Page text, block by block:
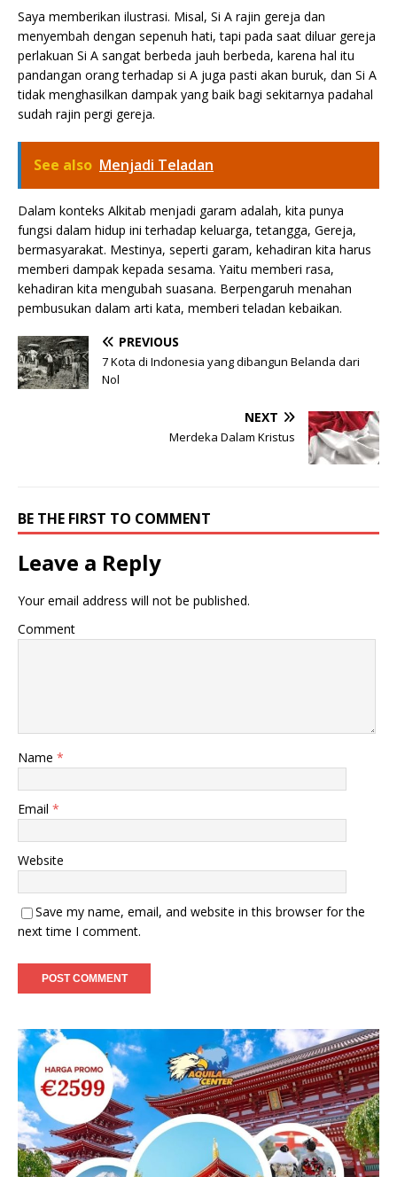
Saya memberikan ilustrasi. Misal, Si A rajin gereja dan
menyembah dengan sepenuh hati, tapi pada saat diluar gereja
perlakuan Si A sangat berbeda jauh berbeda, karena hal itu
pandangan orang terhadap si A juga pasti akan buruk, dan Si A
tidak menghasilkan dampak yang baik bagi sekitarnya padahal
sudah rajin pergi gereja.
See also Menjadi Teladan
Dalam konteks Alkitab menjadi garam adalah, kita punya
fungsi dalam hidup ini terhadap keluarga, tetangga, Gereja,
bermasyarakat. Mestinya, seperti garam, kehadiran kita harus
memberi dampak kepada sesama. Yaitu memberi rasa,
kehadiran kita mengubah suasana. Berpengaruh menahan
pembusukan dalam arti kata, memberi teladan kebaikan.
PREVIOUS
7 Kota di Indonesia yang dibangun Belanda dari
Nol
NEXT
Merdeka Dalam Kristus
BE THE FIRST TO COMMENT
Leave a Reply
Your email address will not be published.
Comment
Name *
Email *
Website
Save my name, email, and website in this browser for the
next time I comment.
t
e
n
a
t
i